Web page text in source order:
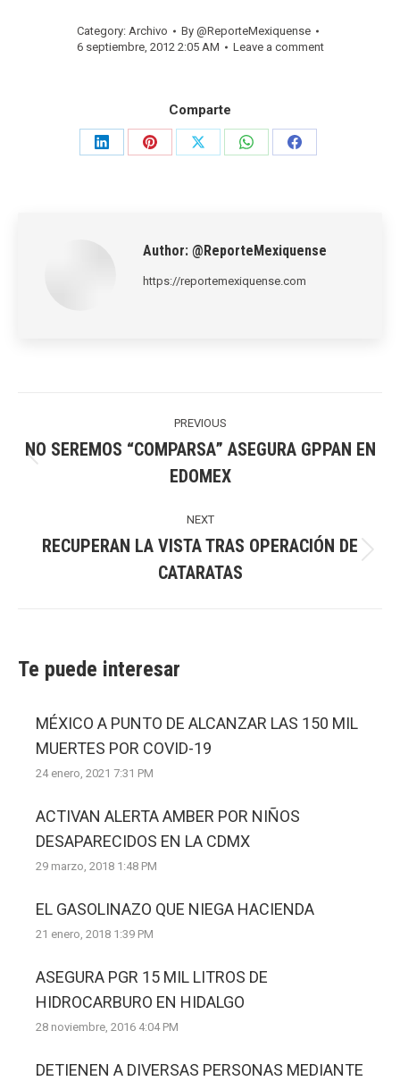
Category: Archivo By @ReporteMexiquense
6 septiembre, 2012 2:05 AM
Leave a comment
Comparte
Share
Share
Share
Share
Share
Author: @ReporteMexiquense
https://reportemexiquense.com
PREVIOUS
post:
NO SEREMOS “COMPARSA” ASEGURA GPPAN EN
EDOMEX
NEXT
post:
RECUPERAN LA VISTA TRAS OPERACIÓN DE
CATARATAS
Te puede interesar
MÉXICO A PUNTO DE ALCANZAR LAS 150 MIL
MUERTES POR COVID-19
24 enero, 2021 7:31 PM
ACTIVAN ALERTA AMBER POR NIÑOS
DESAPARECIDOS EN LA CDMX
29 marzo, 2018 1:48 PM
EL GASOLINAZO QUE NIEGA HACIENDA
21 enero, 2018 1:39 PM
ASEGURA PGR 15 MIL LITROS DE
HIDROCARBURO EN HIDALGO
28 noviembre, 2016 4:04 PM
DETIENEN A DIVERSAS PERSONAS MEDIANTE